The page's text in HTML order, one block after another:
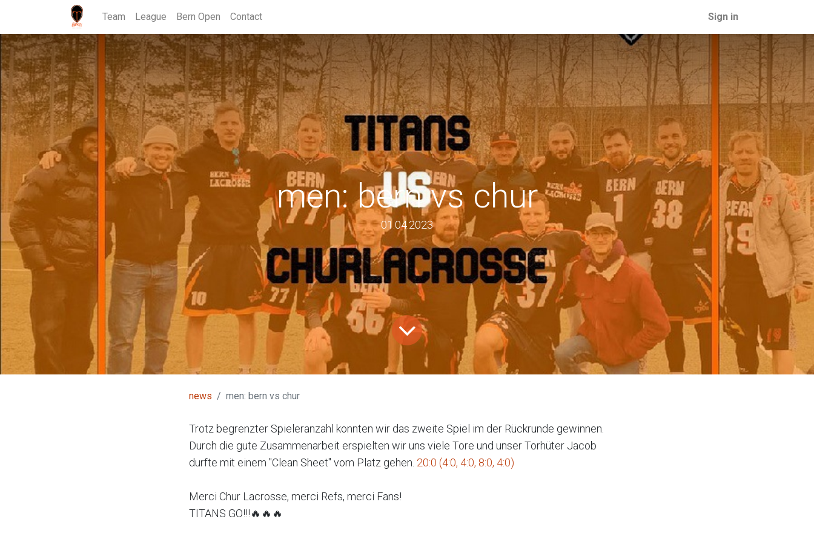
Team League Bern Open Contact Sign in
men: bern vs chur
01.04.2023
news men: bern vs chur
Trotz begrenzter Spieleranzahl konnten wir das zweite Spiel im der Rückrunde gewinnen.
Durch die gute Zusammenarbeit erspielten wir uns viele Tore und unser Torhüter Jacob
durfte mit einem "Clean Sheet" vom Platz gehen. 20:0 (4:0, 4:0, 8:0, 4:0)
Merci Chur Lacrosse, merci Refs, merci Fans!
TITANS GO!!!🔥🔥🔥